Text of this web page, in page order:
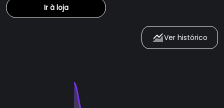
Ir à loja
Ver histórico